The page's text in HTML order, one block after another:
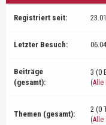
Registriert seit:
Letzter Besuch:
Beiträge
(gesamt):
3 (0
(Alle
Themen (gesamt):
2 (0
(Alle